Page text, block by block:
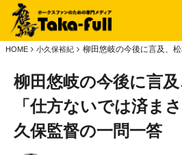
HOME 小久保裕紀 柳田悠岐の今後に言及、
柳田悠岐の今後に言
「仕方ないでは済ま
久保監督の一問一答